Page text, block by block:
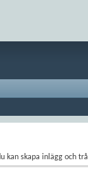
kan skapa inlägg och